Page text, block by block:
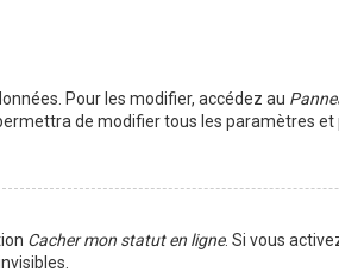
Pour les modifier, accédez au
de modifier tous les paramètres
Cacher mon statut en ligne. Si vous